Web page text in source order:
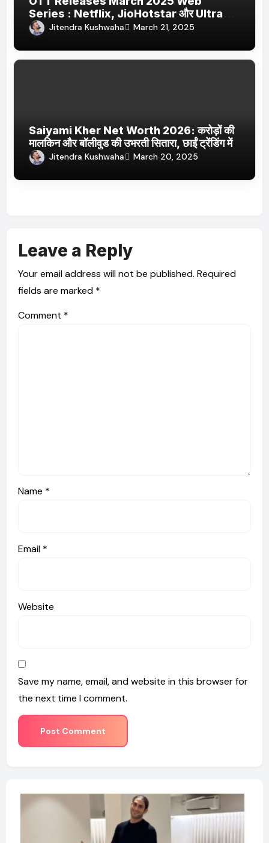
Series : Netflix, JioHotstar और Ultra
Jhakaas पर नई वेब सीरीज और फिल्में
Jitendra Kushwaha March 21, 2025
Saiyami Kher Net Worth 2026: करोड़ों की
मालकिन और बॉलीवुड की उभरती सितारा, छाईं ट्रेंडिंग में
Jitendra Kushwaha March 20, 2025
Leave a Reply
Your email address will not be published. Required
fields are marked *
Comment *
Name *
Email *
Website
Save my name, email, and website in this browser for
the next time I comment.